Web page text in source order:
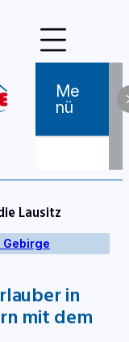
Me
Nü
Lausitz
in
mit dem